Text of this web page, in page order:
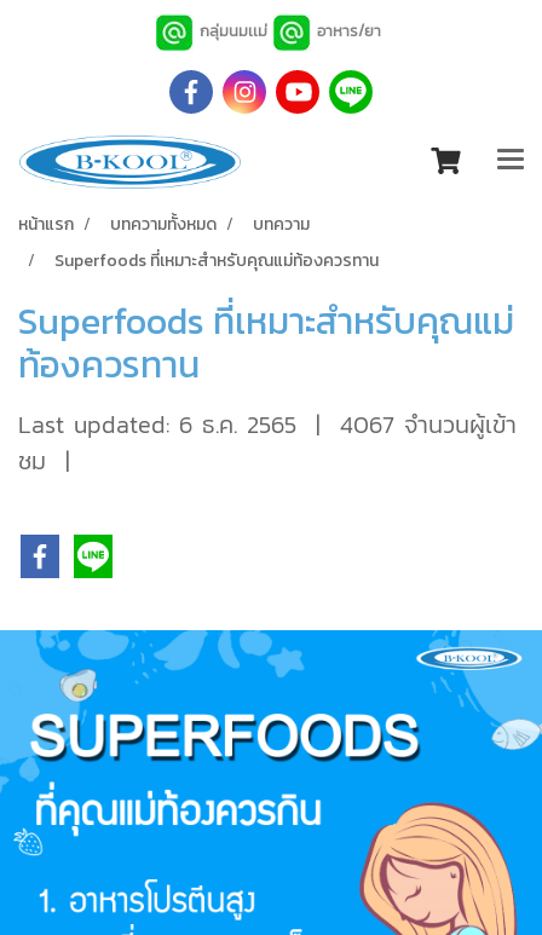
กลุ่มนมเเม่ อาหาร/ยา
หน้าแรก บทความทั้งหมด
บทความ
Superfoods ที่เหมาะสำหรับคุณแม่ท้องควรทาน
Superfoods ที่เหมาะสำหรับคุณแม่
ท้องควรทาน
Last updated: 6 ธ.ค. 2565 | 4067 จำนวนผู้เข้า
ชม |